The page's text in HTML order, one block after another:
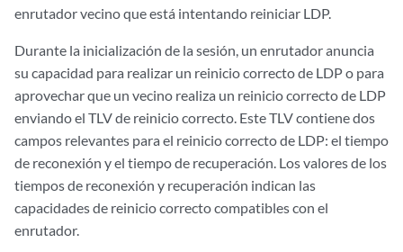
enrutador vecino que está intentando reiniciar LDP.
Durante la inicialización de la sesión, un enrutador anuncia
su capacidad para realizar un reinicio correcto de LDP o para
aprovechar que un vecino realiza un reinicio correcto de LDP
enviando el TLV de reinicio correcto. Este TLV contiene dos
campos relevantes para el reinicio correcto de LDP: el tiempo
de reconexión y el tiempo de recuperación. Los valores de los
tiempos de reconexión y recuperación indican las
capacidades de reinicio correcto compatibles con el
enrutador.